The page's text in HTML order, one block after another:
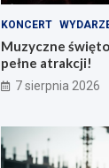
KONCERT
Muzyczne
pełne atrakcji!
7 sierpnia 2026